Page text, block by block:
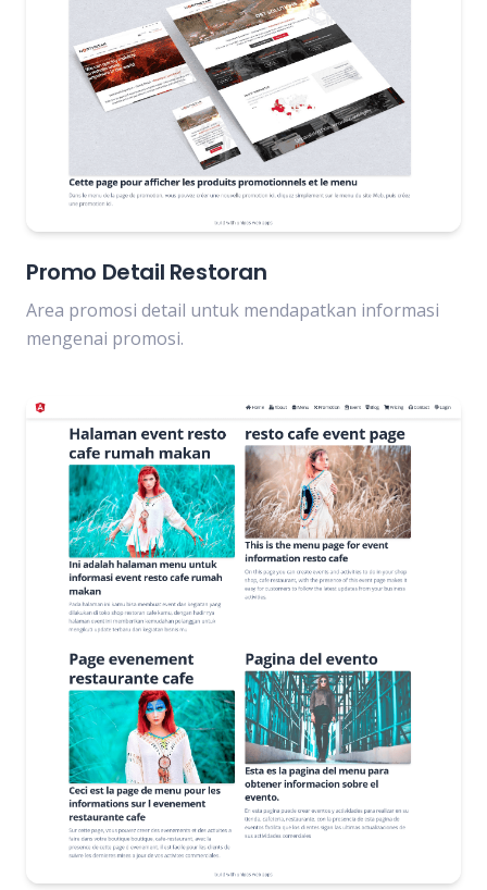
Promo Detail Restoran
Area promosi detail untuk mendapatkan informasi
mengenai promosi.